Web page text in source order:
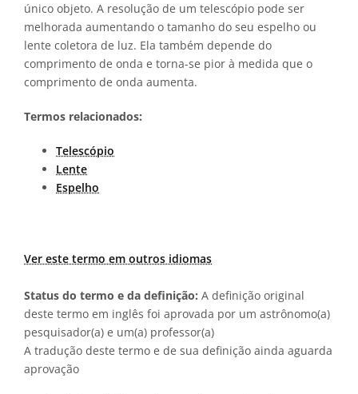
único objeto. A resolução de um telescópio pode ser
melhorada aumentando o tamanho do seu espelho ou
lente coletora de luz. Ela também depende do
comprimento de onda e torna-se pior à medida que o
comprimento de onda aumenta.
Termos relacionados:
Telescópio
Lente
Espelho
Ver este termo em outros idiomas
Status do termo e da definição: A definição original
deste termo em inglês foi aprovada por um astrônomo(a)
pesquisador(a) e um(a) professor(a)
A tradução deste termo e de sua definição ainda aguarda
aprovação